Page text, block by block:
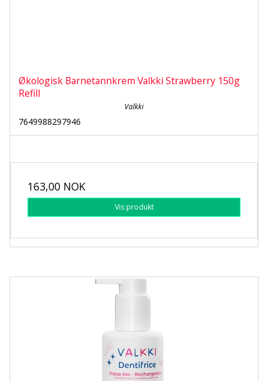
Økologisk Barnetannkrem Valkki Strawberry 150g
Refill
Valkki
7649988297946
163,00 NOK
Vis produkt